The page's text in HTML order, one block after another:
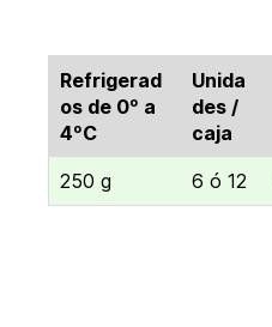
Refrigerad
os de 0º a
4ºC
Unida
des /
caja
250 g
6 ó 12